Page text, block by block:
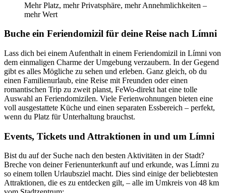
Mehr Platz, mehr Privatsphäre, mehr Annehmlichkeiten –
mehr Wert
Buche ein Feriendomizil für deine Reise nach Límni
Lass dich bei einem Aufenthalt in einem Feriendomizil in Límni von
dem einmaligen Charme der Umgebung verzaubern. In der Gegend
gibt es alles Mögliche zu sehen und erleben. Ganz gleich, ob du
einen Familienurlaub, eine Reise mit Freunden oder einen
romantischen Trip zu zweit planst, FeWo-direkt hat eine tolle
Auswahl an Feriendomizilen. Viele Ferienwohnungen bieten eine
voll ausgestattete Küche und einen separaten Essbereich – perfekt,
wenn du Platz für Unterhaltung brauchst.
Events, Tickets und Attraktionen in und um Límni
Bist du auf der Suche nach den besten Aktivitäten in der Stadt?
Breche von deiner Ferienunterkunft auf und erkunde, was Límni zu
so einem tollen Urlaubsziel macht. Dies sind einige der beliebtesten
Attraktionen, die es zu entdecken gilt, – alle im Umkreis von 48 km